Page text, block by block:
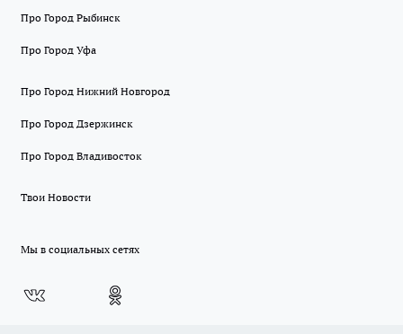
Про Город Рыбинск
Про Город Уфа
Про Город Нижний Новгород
Про Город Дзержинск
Про Город Владивосток
Твои Новости
Мы в социальных сетях